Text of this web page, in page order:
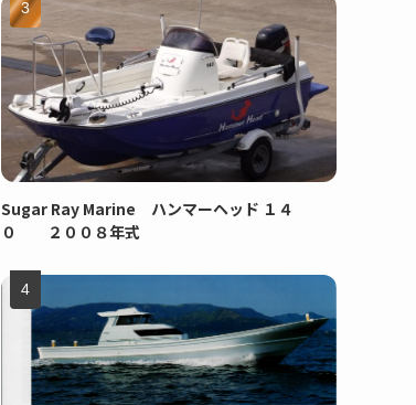
Sugar Ray Marine ハンマーヘッド １４
０ ２００８年式